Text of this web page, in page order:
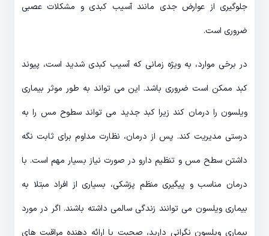
جلوگیری از عوارض جدی مانند آسیب کبدی و مشکلات عصبی
ضروری است.
در برخی موارد، به ویژه زمانی که آسیب کبدی شدید است، پیوند
کبد ممکن است ضروری باشد. این می تواند به طور موثر بیماری
ویلسون را درمان کند زیرا کبد جدید می تواند سطوح مس را به
درستی مدیریت کند. پس از درمان، نظارت مداوم برای ثابت نگه
داشتن سطح مس و تنظیم دارو در صورت نیاز بسیار مهم است. با
درمان مناسب و پیگیری منظم پزشکی، بسیاری از افراد مبتلا به
بیماری ویلسون می توانند زندگی سالمی داشته باشند. اگر در مورد
بیماری ویلسون نگرانی دارید، صحبت با ارائه دهنده مراقبت های